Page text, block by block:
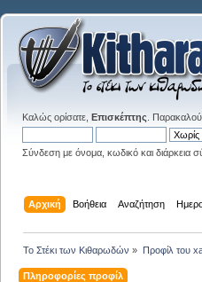
Καλώς ορίσατε, Επισκέπτης .
Σύνδεση με όνομα, κωδικό και διάρκεια
Αρχική Βοήθεια Αναζήτηση
Το Στέκι των Κιθαρωδών » Προφίλ του
Πληροφορίες προφίλ